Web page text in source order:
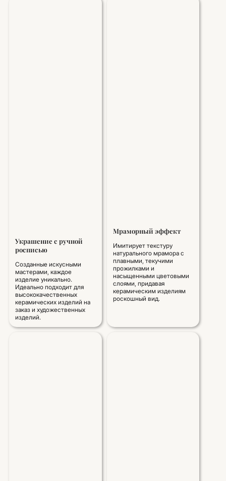
Украшение с ручной
росписью
Созданные искусными
мастерами, каждое
изделие уникально.
Идеально подходит для
высококачественных
керамических изделий на
заказ и художественных
изделий.
Мраморный эффект
Имитирует текстуру
натурального мрамора с
плавными, текучими
прожилками и
насыщенными цветовыми
слоями, придавая
керамическим изделиям
роскошный вид.